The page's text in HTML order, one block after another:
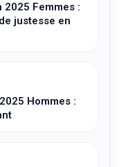
Femmes :
justesse en
Hommes :